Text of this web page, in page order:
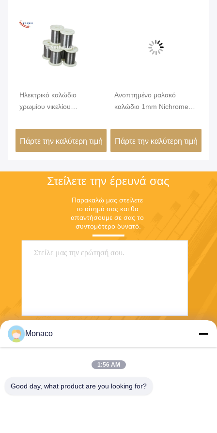
Ηλεκτρικό καλώδιο
χρωμίου νικελίου
Karma 6j22
Πάρτε την καλύτερη τιμή
Ανοπτημένο μαλακό
καλώδιο 1mm Nichrome
διάμετρος
Πάρτε την καλύτερη τιμή
Στείλετε την έρευνά σας
Παρακαλώ μας στείλετε
το αίτημά σας και θα
απαντήσουμε σε σας το
συντομότερο δυνατό.
Monaco
1:56 AM
Good day, what product are you looking for?